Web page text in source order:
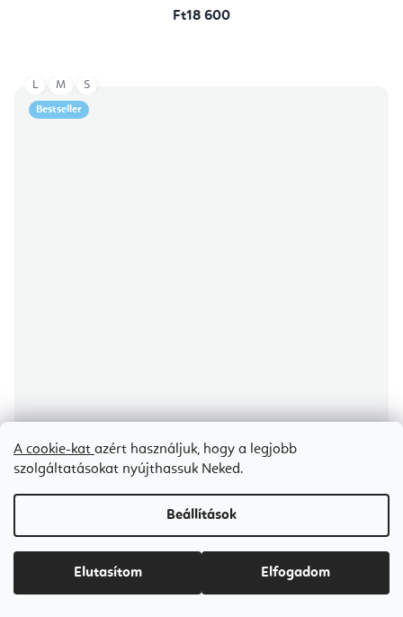
A cookie-kat azért használjuk, hogy a legjobb
szolgáltatásokat nyújthassuk Neked.
Beállítások
Elutasítom Elfogadom
Ft18 600
Bestseller
Ft14 500
L M S